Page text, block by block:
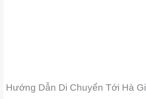
Hướng Dẫn Di Chuyển Tới Hà